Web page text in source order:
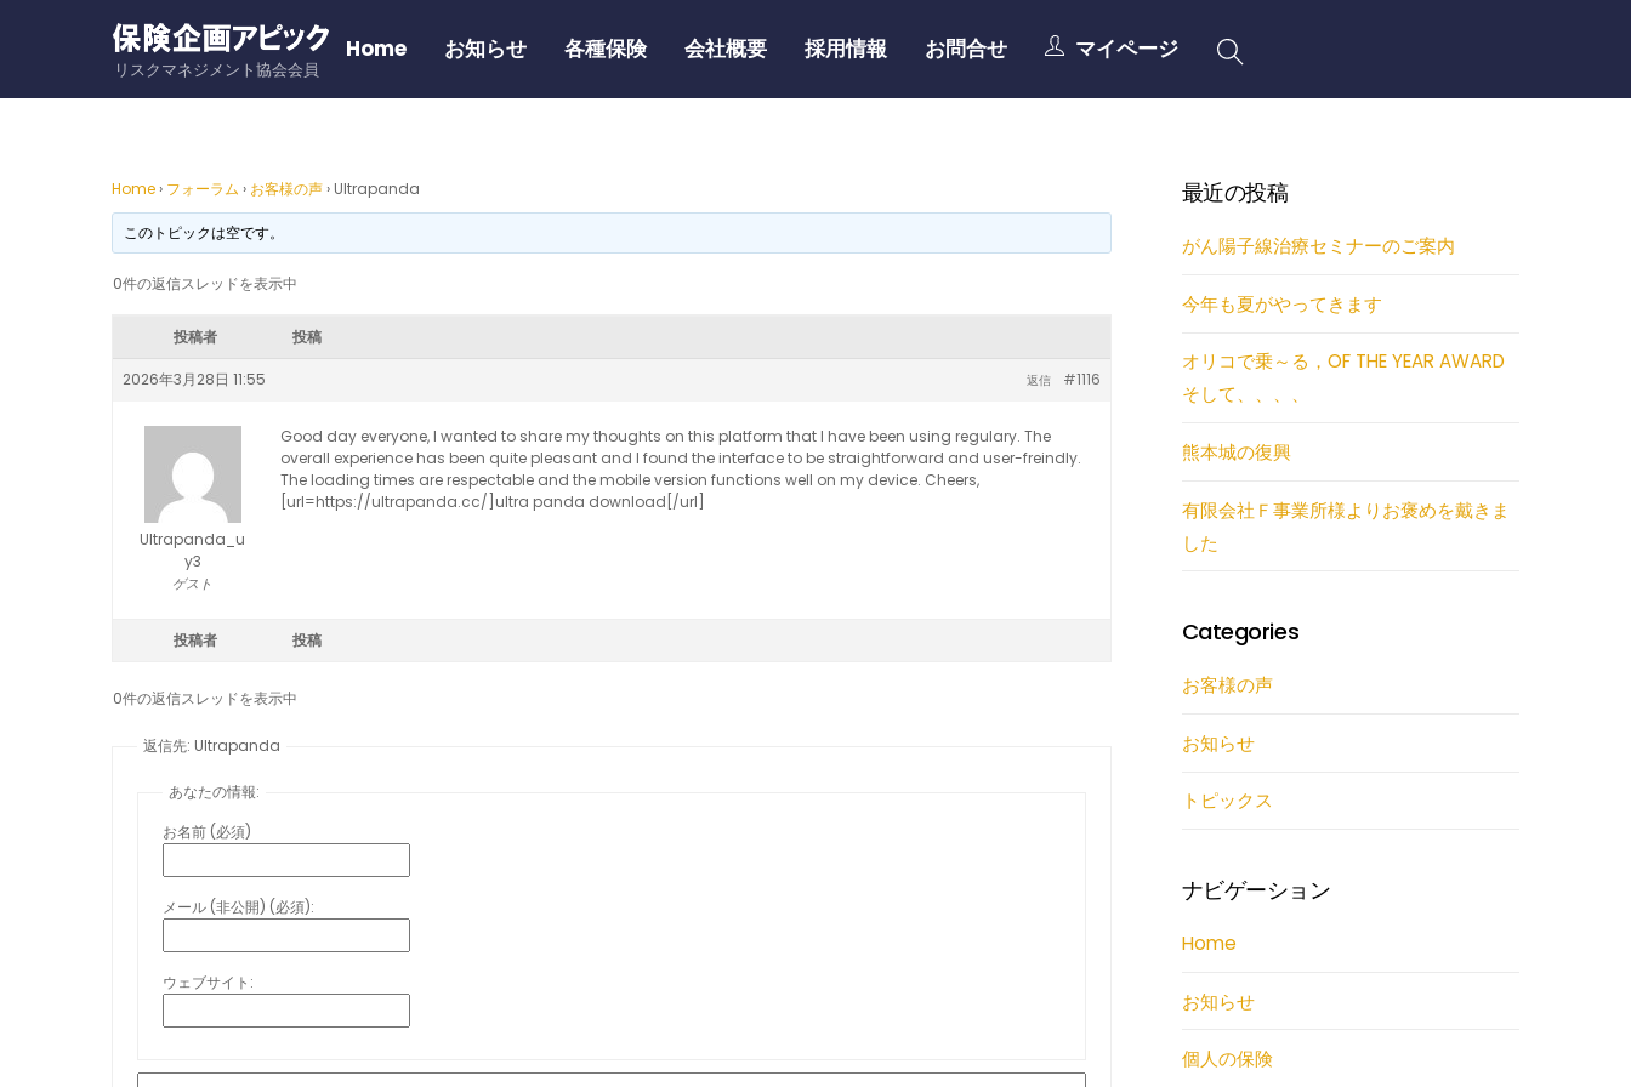
リスクマネジメント協会会員
Home お知らせ 各種保険 会社概要 採用情報 お問合せ マイページ
Home › フォーラム › お客様の声 › Ultrapanda
このトピックは空です。
0件の返信スレッドを表示中
投稿者 投稿
2026年3月28日 11:55 #1116
返信
Ultrapanda_u
y3
ゲスト
Good day everyone, I wanted to share my thoughts on this platform that I have been using regulary. The
overall experience has been quite pleasant and I found the interface to be straightforward and user-freindly.
The loading times are respectable and the mobile version functions well on my device. Cheers,
[url=https://ultrapanda.cc/]ultra panda download[/url]
投稿者 投稿
0件の返信スレッドを表示中
返信先: Ultrapanda
あなたの情報:
お名前 (必須)
メール (非公開) (必須):
ウェブサイト:
最近の投稿
がん陽子線治療セミナーのご案内
今年も夏がやってきます
オリコで乗～る，OF THE YEAR AWARD
そして、、、、
熊本城の復興
有限会社Ｆ事業所様よりお褒めを戴きま
した
Categories
お客様の声
お知らせ
トピックス
ナビゲーション
Home
お知らせ
個人の保険